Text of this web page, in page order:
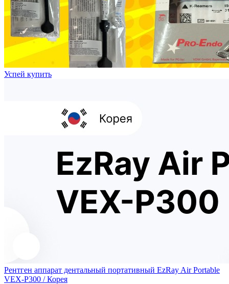
Успей купить
Рентген аппарат дентальный портативный EzRay Air Portable
VEX-P300 / Корея